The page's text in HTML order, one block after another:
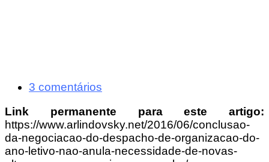
3 comentários
Link permanente para este artigo:
https://www.arlindovsky.net/2016/06/conclusao-
da-negociacao-do-despacho-de-organizacao-do-
ano-letivo-nao-anula-necessidade-de-novas-